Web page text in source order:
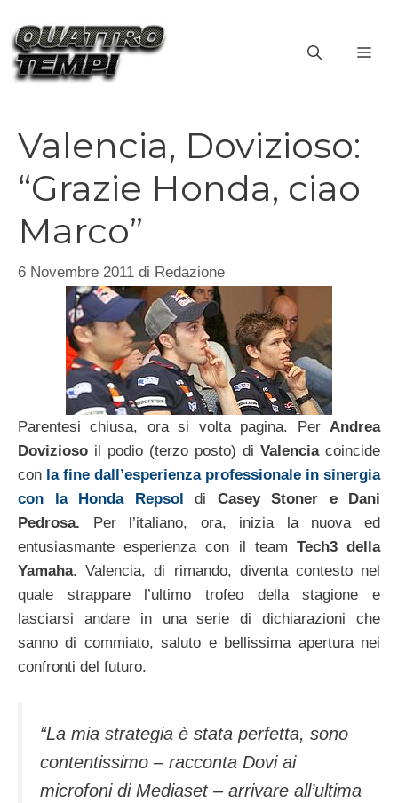
contenuto
Valencia, Dovizioso:
“Grazie Honda, ciao
Marco”
6 Novembre 2011 di Redazione
Parentesi chiusa, ora si volta pagina. Per Andrea
Dovizioso il podio (terzo posto) di Valenciacoincide
con la fine dall’esperienza professionale in sinergia
con la Honda Repsol di Casey Stoner e Dani
Pedrosa. Per l’italiano, ora, inizia la nuova ed
entusiasmante esperienza con il team Tech3 della
Yamaha. Valencia, di rimando, diventa contesto nel
quale strappare l’ultimo trofeo della stagione e
lasciarsi andare in una serie di dichiarazioni che
sanno di commiato, saluto e bellissima apertura nei
confronti del futuro.
“La mia strategia è stata perfetta, sono
contentissimo – racconta Dovi ai
microfoni di Mediaset – arrivare all’ultima